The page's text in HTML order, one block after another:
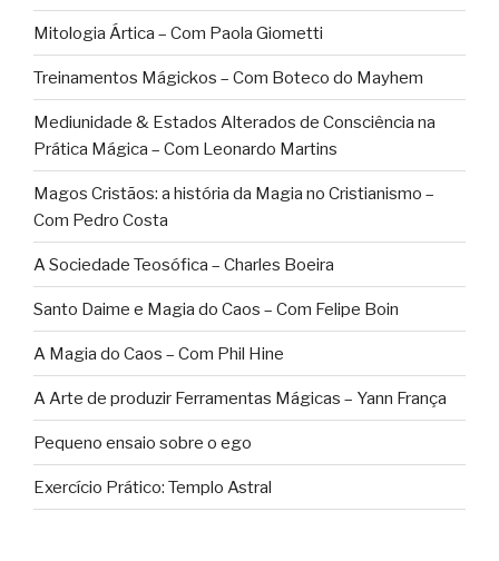
Mitologia Ártica – Com Paola Giometti
Treinamentos Mágickos – Com Boteco do Mayhem
Mediunidade & Estados Alterados de Consciência na
Prática Mágica – Com Leonardo Martins
Magos Cristãos: a história da Magia no Cristianismo –
Com Pedro Costa
A Sociedade Teosófica – Charles Boeira
Santo Daime e Magia do Caos – Com Felipe Boin
A Magia do Caos – Com Phil Hine
A Arte de produzir Ferramentas Mágicas – Yann França
Pequeno ensaio sobre o ego
Exercício Prático: Templo Astral